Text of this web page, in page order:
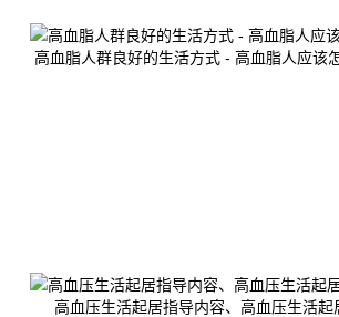
高血脂人群良好的生活方式 - 高血脂人应该
高血压生活起居指导内容、高血压生活起